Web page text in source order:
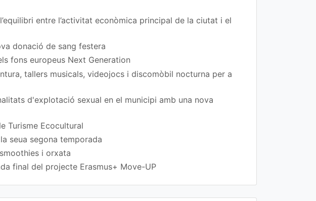
entre l’activitat econòmica principal de la ciutat i el
donació de sang festera
fons europeus Next Generation
tallers musicals, videojocs i discomòbil nocturna per a
d'explotació sexual en el municipi amb una nova
Turisme Ecocultural
seua segona temporada
i orxata
final del projecte Erasmus+ Move-UP